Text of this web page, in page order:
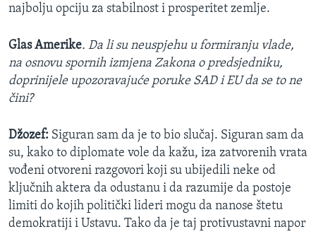
najbolju opciju za stabilnost i prosperitet zemlje.
Glas Amerike. Da li su neuspjehu u formiranju vlade,
na osnovu spornih izmjena Zakona o predsjedniku,
doprinijele upozoravajuće poruke SAD i EU da se to ne
čini?
Džozef: Siguran sam da je to bio slučaj. Siguran sam da
su, kako to diplomate vole da kažu, iza zatvorenih vrata
vođeni otvoreni razgovori koji su ubijedili neke od
ključnih aktera da odustanu i da razumije da postoje
limiti do kojih politički lideri mogu da nanose štetu
demokratiji i Ustavu. Tako da je taj protivustavni napor